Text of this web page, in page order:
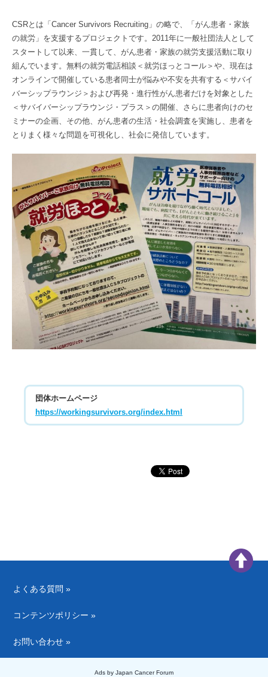
CSRとは「Cancer Survivors Recruiting」の略で、「がん患者・家族
の就労」を支援するプロジェクトです。2011年に一般社団法人として
スタートして以来、一貫して、がん患者・家族の就労支援活動に取り
組んでいます。無料の就労電話相談＜就労ほっとコール＞や、現在は
オンラインで開催している患者同士が悩みや不安を共有する＜サバイ
バーシップラウンジ＞および再発・進行性がん患者だけを対象とした
＜サバイバーシップラウンジ・プラス＞の開催、さらに患者向けのセ
ミナーの企画、その他、がん患者の生活・社会調査を実施し、患者を
とりまく様々な問題を可視化し、社会に発信しています。
団体ホームページ
https://workingsurvivors.org/index.html
よくある質問 »
コンテンツポリシー »
お問い合わせ »
Ads by Japan Cancer Forum